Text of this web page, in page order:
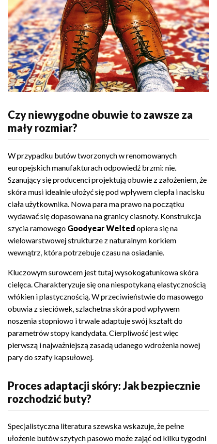
Czy niewygodne obuwie to zawsze za
mały rozmiar?
W przypadku butów tworzonych w renomowanych
europejskich manufakturach odpowiedź brzmi: nie.
Szanujący się producenci projektują obuwie z założeniem, że
skóra musi idealnie ułożyć się pod wpływem ciepła i nacisku
ciała użytkownika. Nowa para ma prawo na początku
wydawać się dopasowana na granicy ciasnoty. Konstrukcja
szycia ramowego Goodyear Welted opiera się na
wielowarstwowej strukturze z naturalnym korkiem
wewnątrz, która potrzebuje czasu na osiadanie.
Kluczowym surowcem jest tutaj wysokogatunkowa skóra
cielęca. Charakteryzuje się ona niespotykaną elastycznością
włókien i plastycznością. W przeciwieństwie do masowego
obuwia z sieciówek, szlachetna skóra pod wpływem
noszenia stopniowo i trwale adaptuje swój kształt do
parametrów stopy kandydata. Cierpliwość jest więc
pierwszą i najważniejszą zasadą udanego wdrożenia nowej
pary do szafy kapsułowej.
Proces adaptacji skóry: Jak bezpiecznie
rozchodzić buty?
Specjalistyczna literatura szewska wskazuje, że pełne
ułożenie butów szytych pasowo może zająć od kilku tygodni